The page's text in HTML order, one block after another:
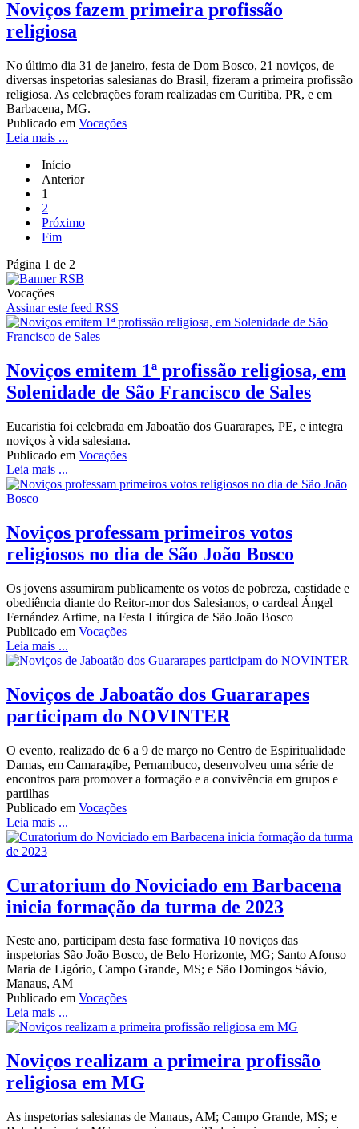
Noviços fazem primeira profissão
religiosa
No último dia 31 de janeiro, festa de Dom Bosco, 21 noviços, de
diversas inspetorias salesianas do Brasil, fizeram a primeira profissão
religiosa. As celebrações foram realizadas em Curitiba, PR, e em
Barbacena, MG.
Publicado em Vocações
Leia mais ...
Início
Anterior
1
2
Próximo
Fim
Página 1 de 2
Vocações
Assinar este feed RSS
Noviços emitem 1ª profissão religiosa, em
Solenidade de São Francisco de Sales
Eucaristia foi celebrada em Jaboatão dos Guararapes, PE, e integra
noviços à vida salesiana.
Publicado em Vocações
Leia mais ...
Noviços professam primeiros votos
religiosos no dia de São João Bosco
Os jovens assumiram publicamente os votos de pobreza, castidade e
obediência diante do Reitor-mor dos Salesianos, o cardeal Ángel
Fernández Artime, na Festa Litúrgica de São João Bosco
Publicado em Vocações
Leia mais ...
Noviços de Jaboatão dos Guararapes
participam do NOVINTER
O evento, realizado de 6 a 9 de março no Centro de Espiritualidade
Damas, em Camaragibe, Pernambuco, desenvolveu uma série de
encontros para promover a formação e a convivência em grupos e
partilhas
Publicado em Vocações
Leia mais ...
Curatorium do Noviciado em Barbacena
inicia formação da turma de 2023
Neste ano, participam desta fase formativa 10 noviços das
inspetorias São João Bosco, de Belo Horizonte, MG; Santo Afonso
Maria de Ligório, Campo Grande, MS; e São Domingos Sávio,
Manaus, AM
Publicado em Vocações
Leia mais ...
Noviços realizam a primeira profissão
religiosa em MG
As inspetorias salesianas de Manaus, AM; Campo Grande, MS; e